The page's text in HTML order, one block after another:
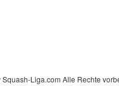
Liga.com Alle Rechte